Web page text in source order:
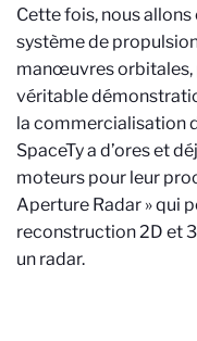
Cette fois, nous
système de
manœuvres orbitales,
véritable
la commercialisation
SpaceTy a d’ores et
moteurs pour leur
Aperture Radar » qui
reconstruction 2D et
un radar.